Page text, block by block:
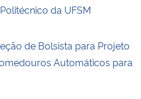
da UFSM
de Bolsista para Projeto
Automáticos para